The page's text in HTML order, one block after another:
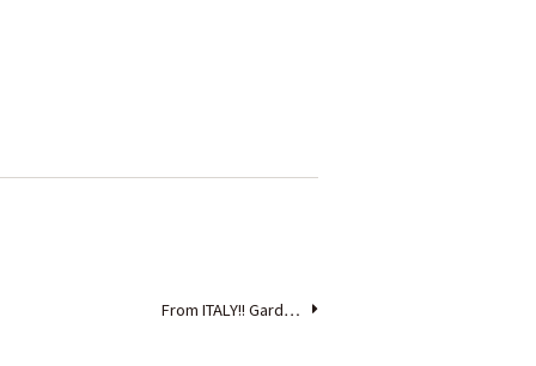
From ITALY!! Gard…